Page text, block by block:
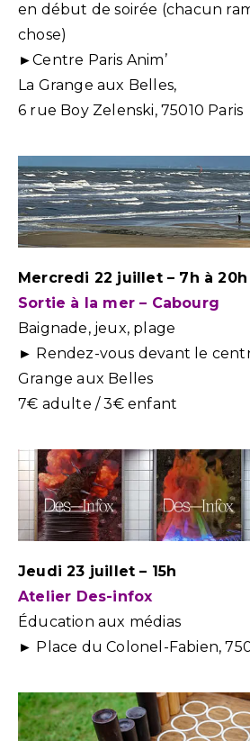
en début de soirée (chacun
chose)
►Centre Paris Anim’
La Grange aux Belles,
6 rue Boy Zelenski, 75010 Paris
Mercredi 22 juillet – 7h à 20h
Sortie à la mer – Cabourg
Baignade, jeux, plage
► Rendez-vous devant le
Grange aux Belles
7€ adulte / 3€ enfant
Jeudi 23 juillet – 15h
Atelier Des-infox
Éducation aux médias
► Place du Colonel-Fabien,